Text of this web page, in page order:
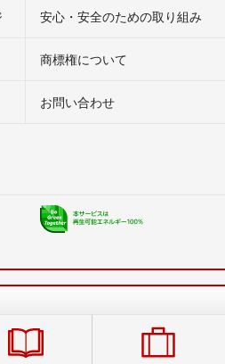
安心・安全のための取り組み
商標権について
お問い合わせ